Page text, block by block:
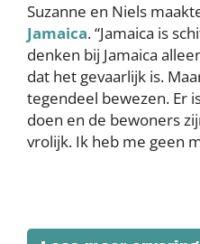
Suzanne en Niels
Jamaica. “Jamaica is
denken bij Jamaica
dat het gevaarlijk is.
tegendeel bewezen. Er
doen en de bewoners
vrolijk. Ik heb me geen